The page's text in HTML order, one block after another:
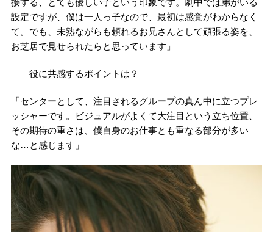
接する、とても優しい子という印象です。劇中では弟がいる
設定ですが、僕は一人っ子なので、最初は感覚がわからなく
て。でも、未熟ながらも頼れるお兄さんとして頑張る姿を、
お芝居で見せられたらと思っています」
――役に共感するポイントは？
「センターとして、注目されるグループの真ん中に立つプレ
ッシャーです。ビジュアルがよくて大注目という立ち位置、
その期待の重さは、僕自身のお仕事とも重なる部分が多い
な…と感じます」